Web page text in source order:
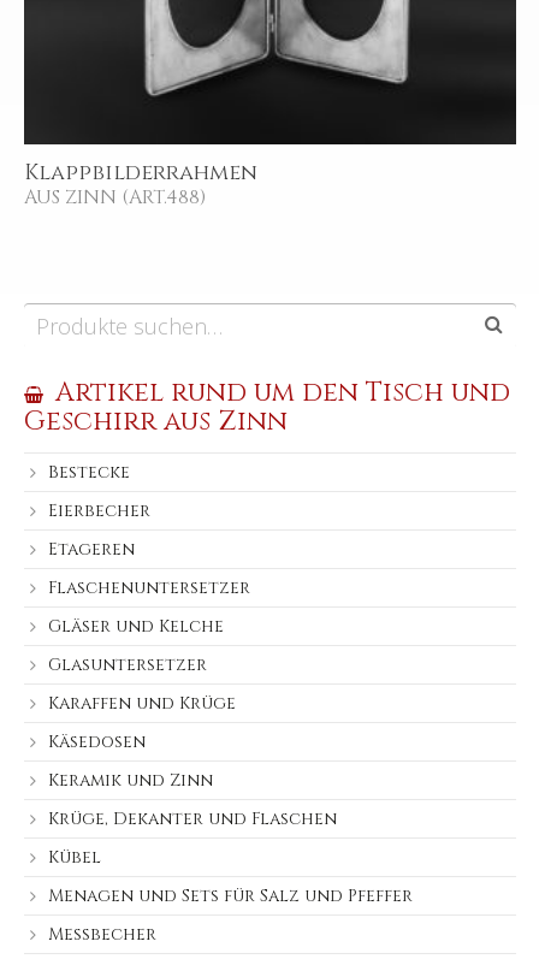
Klappbilderrahmen
AUS ZINN (ART.488)
Artikel rund um den Tisch und
Geschirr aus Zinn
Bestecke
Eierbecher
Etageren
Flaschenuntersetzer
Gläser und Kelche
Glasuntersetzer
Karaffen und Krüge
Käsedosen
Keramik und Zinn
Krüge, Dekanter und Flaschen
Kübel
Menagen und Sets für Salz und Pfeffer
Messbecher